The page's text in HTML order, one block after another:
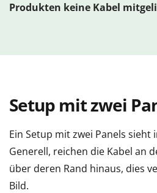
Produkten keine Kabel
Setup mit zwei
Ein Setup mit zwei Panels sieht
Generell, reichen die Kabel an
über deren Rand hinaus, dies
Bild.